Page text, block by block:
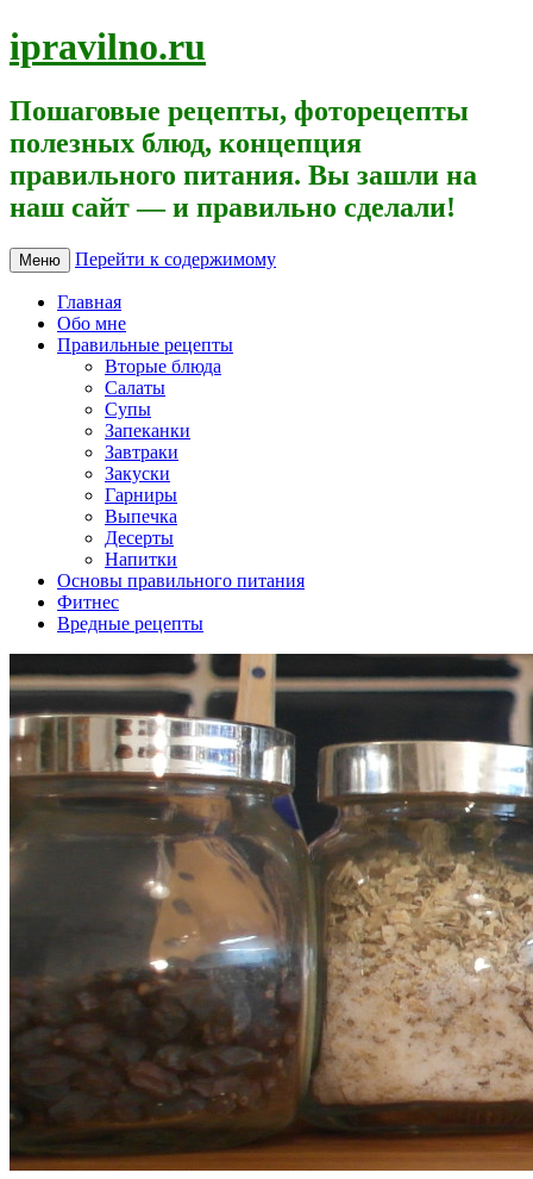
ipravilno.ru
Пошаговые рецепты, фоторецепты
полезных блюд, концепция
правильного питания. Вы зашли на
наш сайт — и правильно сделали!
Меню Перейти к содержимому
Главная
Обо мне
Правильные рецепты
Вторые блюда
Салаты
Супы
Запеканки
Завтраки
Закуски
Гарниры
Выпечка
Десерты
Напитки
Основы правильного питания
Фитнес
Вредные рецепты